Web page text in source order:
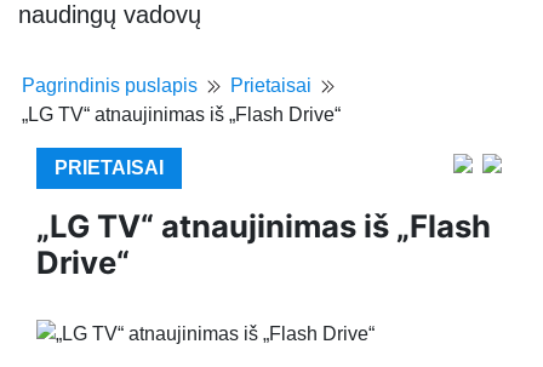
naudingų vadovų
Pagrindinis puslapis
Prietaisai
„LG TV“ atnaujinimas iš „Flash Drive“
PRIETAISAI
„LG TV“ atnaujinimas iš „Flash
Drive“